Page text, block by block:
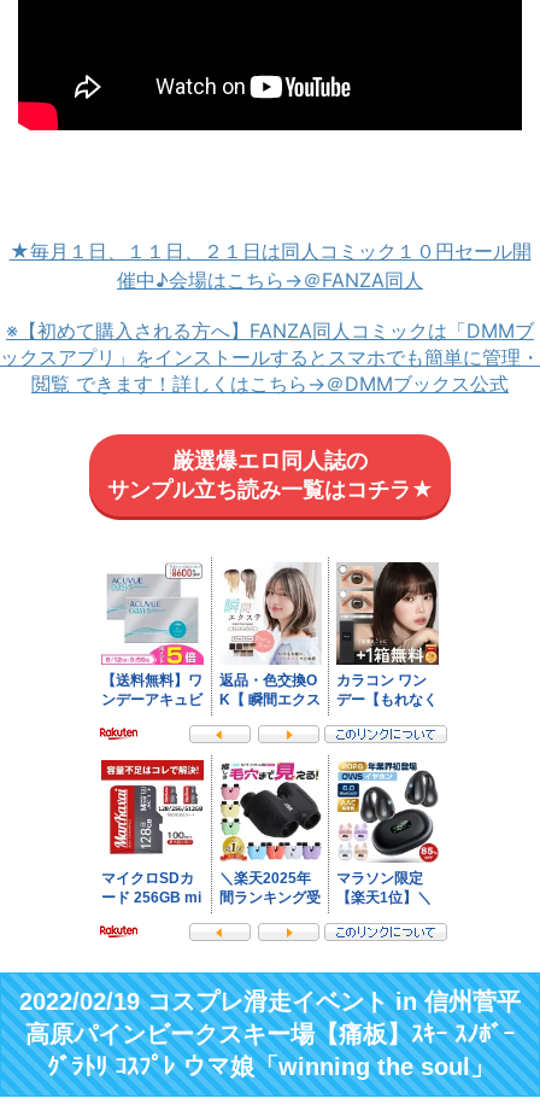
★毎月１日、１１日、２１日は同人コミック１０円セール開
催中♪会場はこちら→＠FANZA同人
※【初めて購入される方へ】FANZA同人コミックは「DMMブ
ックスアプリ」をインストールするとスマホでも簡単に管理・
閲覧 できます！詳しくはこちら→＠DMMブックス公式
厳選爆エロ同人誌の
サンプル立ち読み一覧はコチラ★
2022/02/19 コスプレ滑走イベント in 信州菅平
高原パインビークスキー場【痛板】ｽｷｰ ｽﾉﾎﾞｰ
ｸﾞﾗﾄﾘ ｺｽﾌﾟﾚ ウマ娘「winning the soul」